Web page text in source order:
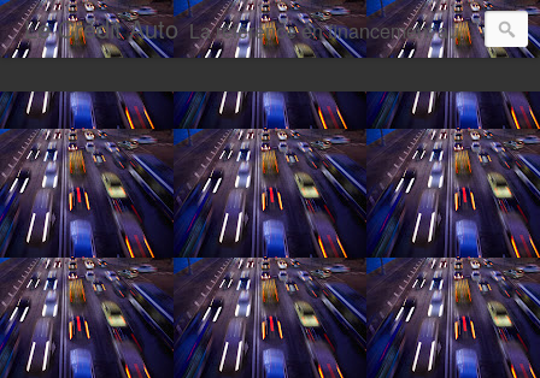
Le Crédit Auto La référence en financement automobile au Québec